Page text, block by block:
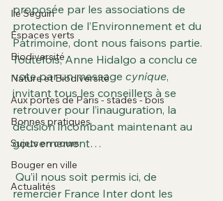
Ile Seguin
Espaces verts
Biodiversité
Nature et Biodiversité
Aux portes de Paris - stades - bois
Bonnes pratiques
Sujets en cours
Bouger en ville
Actualités
proposée par les associations de
protection de l’Environnement et du
Patrimoine, dont nous faisons partie.
Toutefois, Anne Hidalgo a conclu ce
vote par un message cynique,
invitant tous les conseillers à se
retrouver pour l’inauguration, la
décision incombant maintenant au
gouvernement…
remercier France Inter dont les